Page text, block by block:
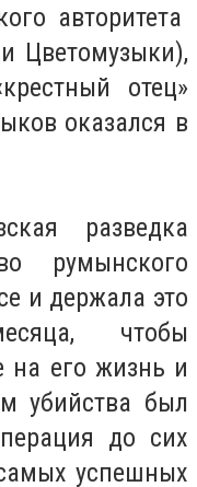
авторитета
Цветомузыки),
отец»
оказался в
разведка
румынского
и держала это
чтобы
на его жизнь и
убийства был
до сих
успешных